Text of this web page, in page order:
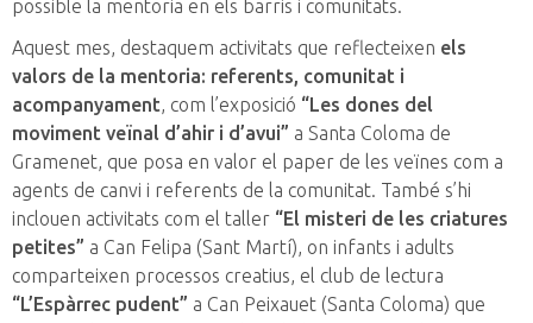
possible la mentoria en els barris i comunitats.
Aquest mes, destaquem activitats que reflecteixen els
valors de la mentoria: referents, comunitat i
acompanyament, com l’exposició “Les dones del
moviment veïnal d’ahir i d’avui” a Santa Coloma de
Gramenet, que posa en valor el paper de les veïnes com a
agents de canvi i referents de la comunitat. També s’hi
inclouen activitats com el taller “El misteri de les criatures
petites” a Can Felipa (Sant Martí), on infants i adults
comparteixen processos creatius, el club de lectura
“L’Espàrrec pudent” a Can Peixauet (Santa Coloma) que